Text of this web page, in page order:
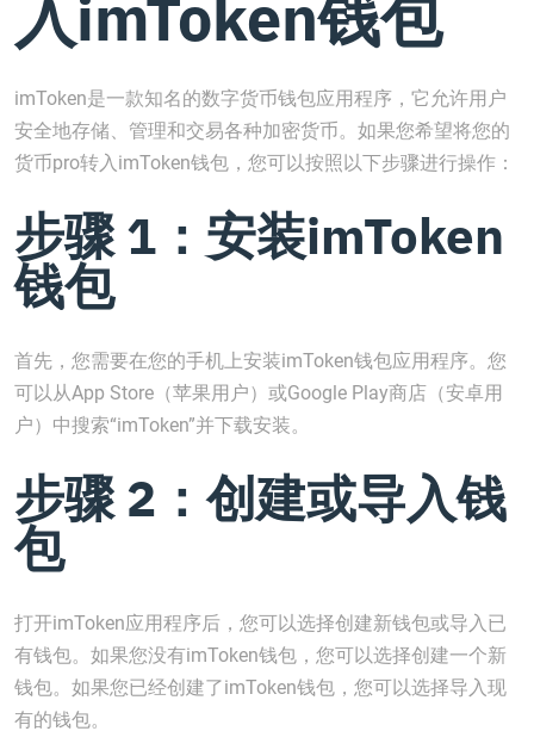
入imToken钱包
imToken是一款知名的数字货币钱包应用程序，它允许用户
安全地存储、管理和交易各种加密货币。如果您希望将您的
货币pro转入imToken钱包，您可以按照以下步骤进行操作：
步骤 1：安装imToken
钱包
首先，您需要在您的手机上安装imToken钱包应用程序。您
可以从App Store（苹果用户）或Google Play商店（安卓用
户）中搜索“imToken”并下载安装。
步骤 2：创建或导入钱
包
打开imToken应用程序后，您可以选择创建新钱包或导入已
有钱包。如果您没有imToken钱包，您可以选择创建一个新
钱包。如果您已经创建了imToken钱包，您可以选择导入现
有的钱包。